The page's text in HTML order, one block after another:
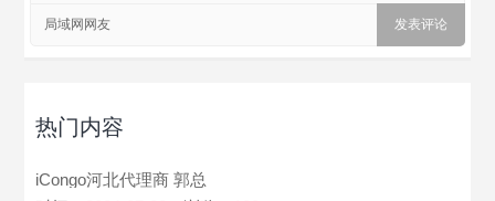
局域网网友
热门内容
iCongo河北代理商 郭总